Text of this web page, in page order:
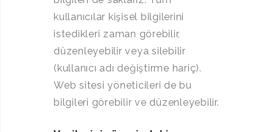
kullanıcılar kişisel bilgilerini
istedikleri zaman görebilir,
düzenleyebilir veya silebilir
(kullanıcı adı değiştirme hariç).
Web sitesi yöneticileri de bu
bilgileri görebilir ve düzenleyebilir.